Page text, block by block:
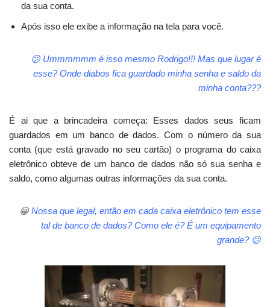
da sua conta.
Após isso ele exibe a informação na tela para você.
😕 Ummmmmm é isso mesmo Rodrigo!!! Mas que lugar é
esse? Onde diabos fica guardado minha senha e saldo da
minha conta???
É ai que a brincadeira começa: Esses dados seus ficam
guardados em um banco de dados. Com o número da sua
conta (que está gravado no seu cartão) o programa do caixa
eletrônico obteve de um banco de dados não só sua senha e
saldo, como algumas outras informações da sua conta.
😀 Nossa que legal, então em cada caixa eletrônico tem esse
tal de banco de dados? Como ele é? É um equipamento
grande? 😕